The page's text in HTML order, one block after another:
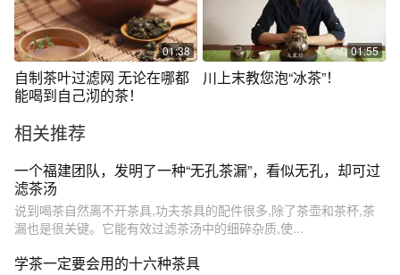
01:38
自制茶叶过滤网 无论在哪都
能喝到自己沏的茶！
01:55
川上末教您泡“冰茶”！
相关推荐
一个福建团队，发明了一种“无孔茶漏”，看似无孔，却可过
滤茶汤
说到喝茶自然离不开茶具,功夫茶具的配件很多,除了茶壶和茶杯,茶
漏也是很关键。它能有效过滤茶汤中的细碎杂质,使...
学茶一定要会用的十六种茶具